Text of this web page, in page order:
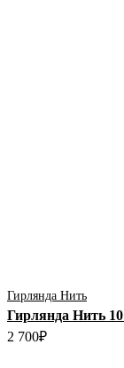
Гирлянда Нить
Гирлянда Нить
2 700₽